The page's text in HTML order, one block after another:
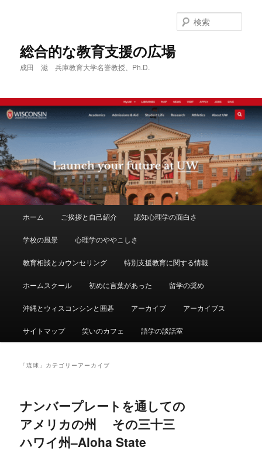
へ
移
動
移
動
総合的な教育支援の広場
成田 滋 兵庫教育大学名誉教授、Ph.D.
索
ホーム ご挨拶と自己紹介 認知心理学の面白さ
学校の風景 心理学のややこしさ
教育相談とカウンセリング 特別支援教育に関する情報
ホームスクール 初めに言葉があった 留学の奨め
沖縄とウィスコンシンと囲碁 アーカイブ アーカイブス
サイトマップ 笑いのカフェ 語学の談話室
「琉球 」カテゴリーアーカイブ
ナンバープレートを通しての
アメリカの州 その三十三
ハワイ州–Aloha State